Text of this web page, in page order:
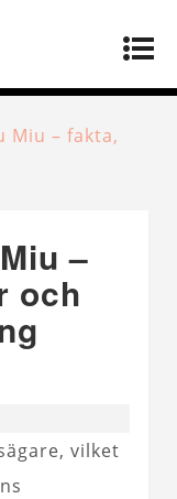
Miu – fakta,
–
och
vilket